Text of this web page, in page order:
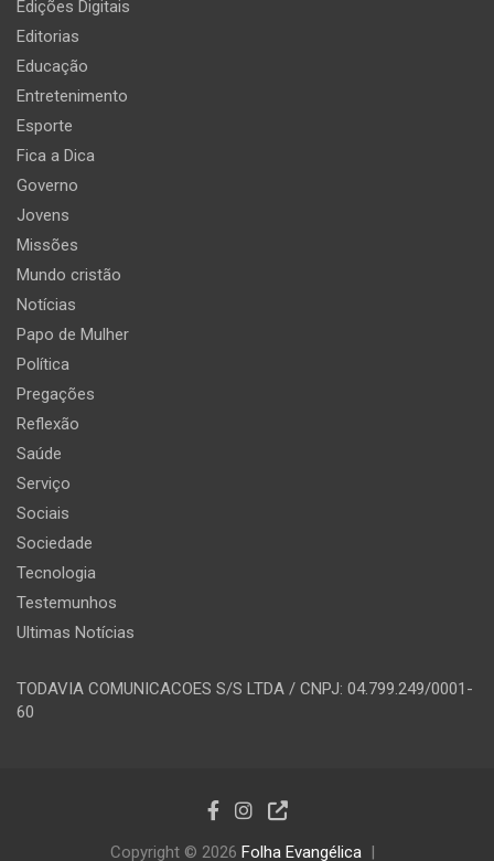
Edições Digitais
Editorias
Educação
Entretenimento
Esporte
Fica a Dica
Governo
Jovens
Missões
Mundo cristão
Notícias
Papo de Mulher
Política
Pregações
Reflexão
Saúde
Serviço
Sociais
Sociedade
Tecnologia
Testemunhos
Ultimas Notícias
TODAVIA COMUNICACOES S/S LTDA / CNPJ: 04.799.249/0001-
60
Copyright © 2026 Folha Evangélica